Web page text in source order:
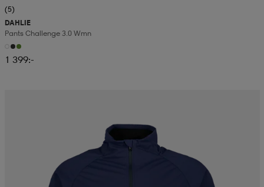
(5)
DAHLIE
Pants Challenge 3.0 Wmn
1 399:-